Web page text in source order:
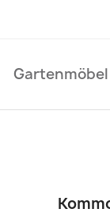
Gartenmöbel